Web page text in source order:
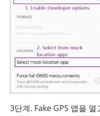
3단계. Fake GPS 앱을